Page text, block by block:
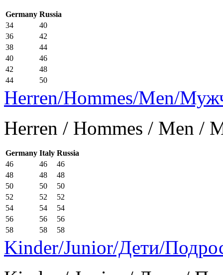
Germany Russia
34
40
36
42
38
44
40
46
42
48
44
50
Herren/Hommes/Men/
Herren / Hommes / Men /
Germany Italy Russia
46
46
46
48
48
48
50
50
50
52
52
52
54
54
54
56
56
56
58
58 58
Kinder/Junior/Дети/